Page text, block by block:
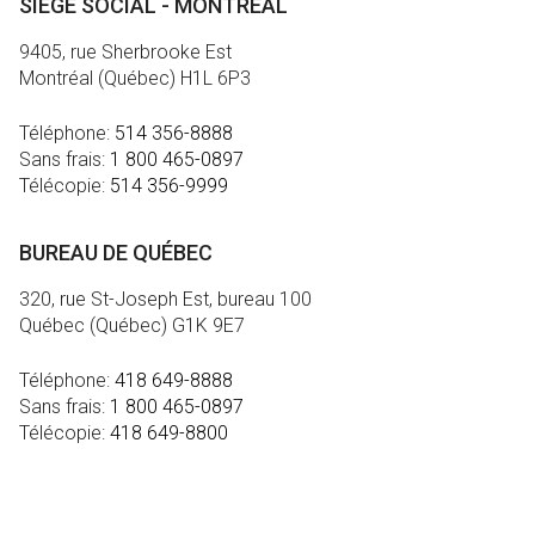
SIÈGE SOCIAL - MONTRÉAL
9405, rue Sherbrooke Est
Montréal (Québec) H1L 6P3
Téléphone: 514 356-8888
Sans frais: 1 800 465-0897
Télécopie: 514 356-9999
BUREAU DE QUÉBEC
320, rue St-Joseph Est, bureau 100
Québec (Québec) G1K 9E7
Téléphone: 418 649-8888
Sans frais: 1 800 465-0897
Télécopie: 418 649-8800